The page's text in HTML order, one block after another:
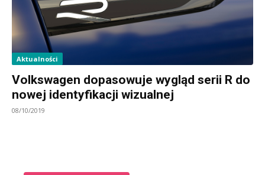
Aktualności
Volkswagen dopasowuje wygląd serii R do
nowej identyfikacji wizualnej
08/10/2019